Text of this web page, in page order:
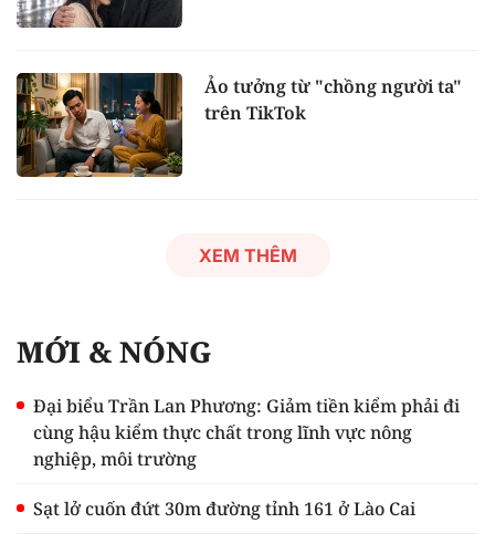
Ảo tưởng từ "chồng người ta"
trên TikTok
XEM THÊM
MỚI & NÓNG
Đại biểu Trần Lan Phương: Giảm tiền kiểm phải đi
cùng hậu kiểm thực chất trong lĩnh vực nông
nghiệp, môi trường
Sạt lở cuốn đứt 30m đường tỉnh 161 ở Lào Cai